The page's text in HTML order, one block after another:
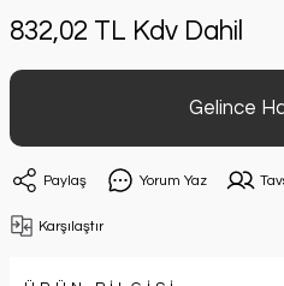
832,02 TL Kdv Dahil
Gelince
Paylaş Yorum Yaz
Karşılaştır